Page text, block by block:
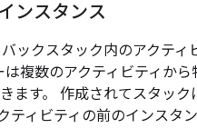
ンスタンス
ックスタック内のアクティ
複数のアクティビティから
ます。 作成されてスタック
ティビティの前のインスタ